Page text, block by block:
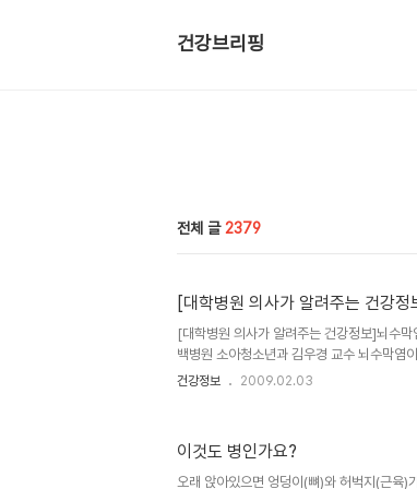
건강브리핑
전체 글 2379
[대학병원 의사가 알려주는 건강
[대학병원 의사가 알려주는 건강정보]뇌수
백병원 소아청소년과 김우경 교수 뇌수막염
바이러스나 세균, 곰팡이 등이 침투해 염증
건강정보 2009.02.03
이것도 병인가요?
오래 앉아있으면 엉덩이(뼈)와 허벅지(근육)